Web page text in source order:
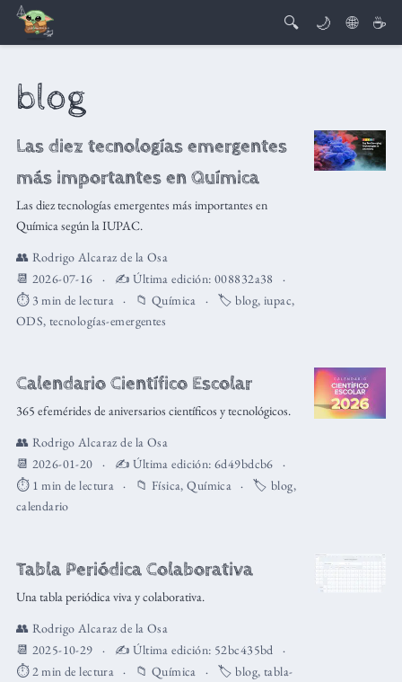
🔍 🌙 🌐 ☕
blog
Las diez tecnologías emergentes
más importantes en Química
Las diez tecnologías emergentes más importantes en
Química según la IUPAC.
👥 Rodrigo Alcaraz de la Osa
📆 2026-07-16
✍️ Última edición:008832a38
⏱️ 3 min de lectura
📁 Química 🏷️blog, iupac,
ODS, tecnologías-emergentes
Calendario Científico Escolar
365 efemérides de aniversarios científicos y tecnológicos.
👥 Rodrigo Alcaraz de la Osa
📆 2026-01-20
✍️ Última edición:6d49bdcb6
⏱️ 1 min de lectura
📁 Física,Química 🏷️ blog,
calendario
Tabla Periódica Colaborativa
Una tabla periódica viva y colaborativa.
👥 Rodrigo Alcaraz de la Osa
📆 2025-10-29
✍️ Última edición: 52bc435bd
⏱️ 2 min de lectura
📁 Química 🏷️blog, tabla-